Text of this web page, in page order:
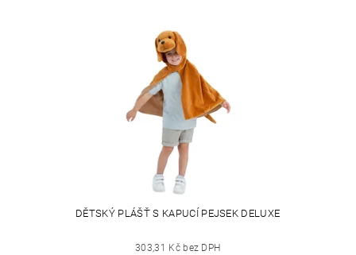
DĚTSKÝ PLÁŠŤ S KAPUCÍ PEJSEK DELUXE
303,31 Kč bez DPH